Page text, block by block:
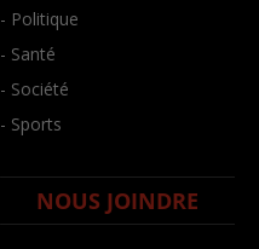
- Politique
- Santé
- Société
- Sports
NOUS JOINDRE